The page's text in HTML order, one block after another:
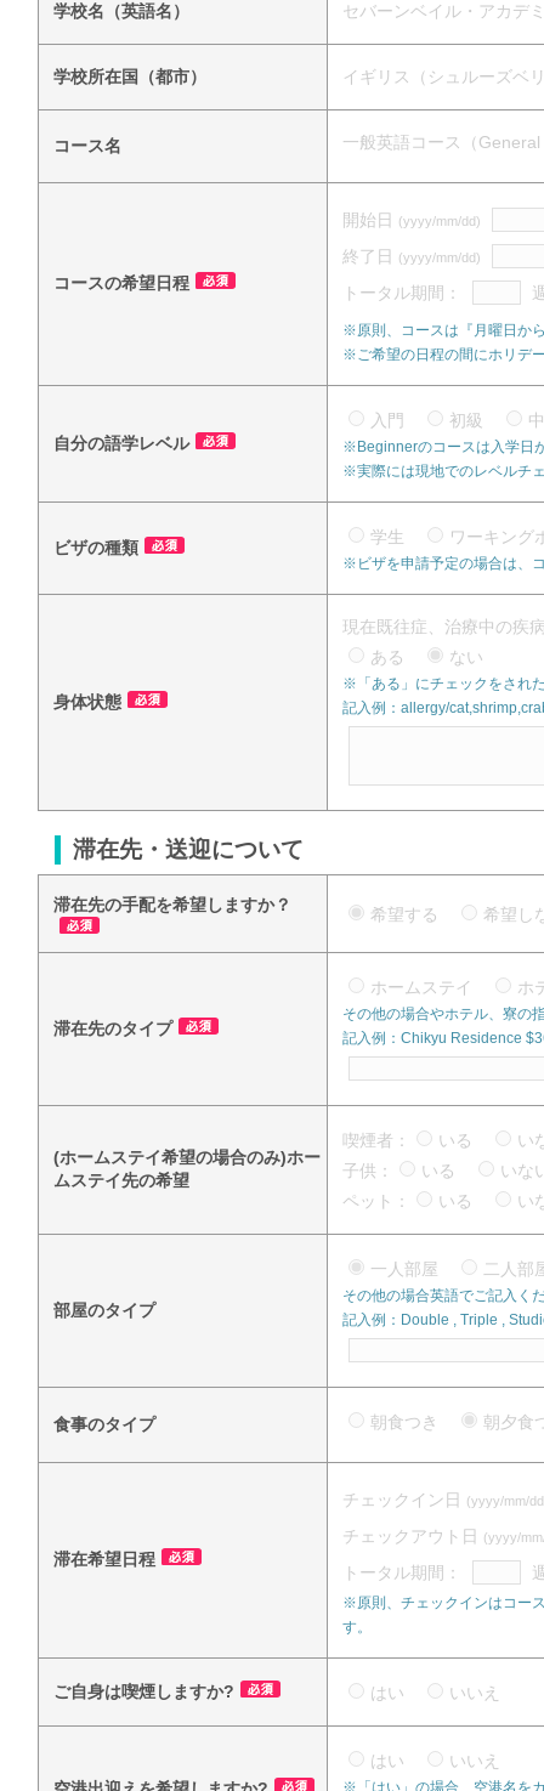
学校名（英語名） セバーンベイル・アカデ
学校所在国（都市） イギリス（シュルーズベ
コース名 一般英語コース（
コースの希望日程
開始日 (yyyy/mm/dd)
終了日 (yyyy/mm/dd)
トータル期間：
※原則、コースは『月曜日か
※ご希望の日程の間にホリデ
自分の語学レベル
入門 初級
※Beginnerのコースは入学日
※実際には現地でのレベルチ
ビザの種類
学生 ワーキン
※ビザを申請予定の場合は、
身体状態
現在既往症、治療中の疾
ある
ない
※「ある」にチェックをされ
記入例：allergy/
滞在先・送迎について
滞在先の手配を希望しますか？ 希望する 希望
滞在先のタイプ
ホームステイ ホ
その他の場合やホテル、寮の
記入例：Chikyu Residence
(ホームステイ希望の場合のみ)ホー
ムステイ先の希望
喫煙者： いる
い
子供：
いる
い
ペット：
いる い
部屋のタイプ
一人部屋 二人
その他の場合英語でご記入く
記入例：Double , Triple ,
食事のタイプ 朝食つき 朝夕
滞在希望日程
チェックイン日 (yyyy/mm/
チェックアウト日 (yyyy/
トータル期間：
※原則、チェックインはコー
す。
ご自身は喫煙しますか? はい いいえ
はい いいえ
※「はい」の場合、空港名を